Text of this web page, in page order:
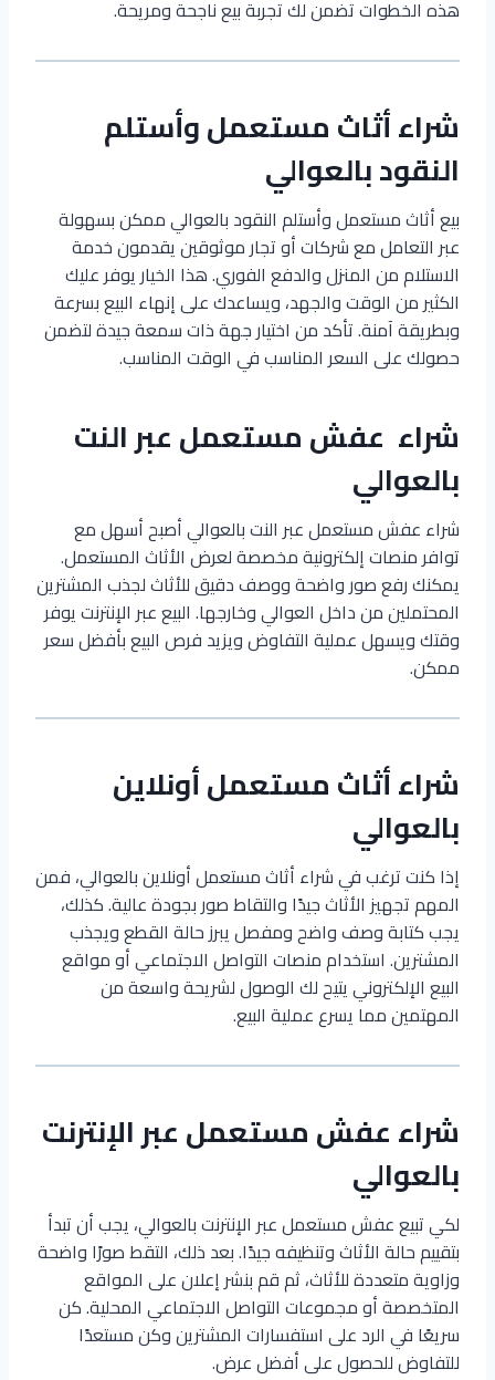
هذه الخطوات تضمن لك تجربة بيع ناجحة ومريحة.
شراء أثاث مستعمل وأستلم
النقود بالعوالي
بيع أثاث مستعمل وأستلم النقود بالعوالي ممكن بسهولة
عبر التعامل مع شركات أو تجار موثوقين يقدمون خدمة
الاستلام من المنزل والدفع الفوري. هذا الخيار يوفر عليك
الكثير من الوقت والجهد، ويساعدك على إنهاء البيع بسرعة
وبطريقة آمنة. تأكد من اختيار جهة ذات سمعة جيدة لتضمن
حصولك على السعر المناسب في الوقت المناسب.
شراء عفش مستعمل عبر النت
بالعوالي
شراء عفش مستعمل عبر النت بالعوالي أصبح أسهل مع
توافر منصات إلكترونية مخصصة لعرض الأثاث المستعمل.
يمكنك رفع صور واضحة ووصف دقيق للأثاث لجذب المشترين
المحتملين من داخل العوالي وخارجها. البيع عبر الإنترنت يوفر
وقتك ويسهل عملية التفاوض ويزيد فرص البيع بأفضل سعر
ممكن.
شراء أثاث مستعمل أونلاين
بالعوالي
إذا كنت ترغب في شراء أثاث مستعمل أونلاين بالعوالي، فمن
المهم تجهيز الأثاث جيدًا والتقاط صور بجودة عالية. كذلك،
يجب كتابة وصف واضح ومفصل يبرز حالة القطع ويجذب
المشترين. استخدام منصات التواصل الاجتماعي أو مواقع
البيع الإلكتروني يتيح لك الوصول لشريحة واسعة من
المهتمين مما يسرع عملية البيع.
شراء عفش مستعمل عبر الإنترنت
بالعوالي
لكي تبيع عفش مستعمل عبر الإنترنت بالعوالي، يجب أن تبدأ
بتقييم حالة الأثاث وتنظيفه جيدًا. بعد ذلك، التقط صورًا واضحة
وزاوية متعددة للأثاث، ثم قم بنشر إعلان على المواقع
المتخصصة أو مجموعات التواصل الاجتماعي المحلية. كن
سريعًا في الرد على استفسارات المشترين وكن مستعدًا
للتفاوض للحصول على أفضل عرض.